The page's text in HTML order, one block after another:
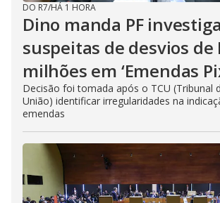
DO R7/HÁ 1 HORA
Dino manda PF
suspeitas de desvios de
milhões em ‘Emendas
Decisão foi tomada após o TCU (Tribunal
União) identificar irregularidades na
emendas